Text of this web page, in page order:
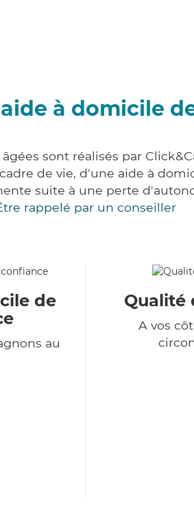
à domicile
sont réalisés par
de vie, d'une aide à
suite à une perte
rappelé par un conseiller
de
au
Qualité
A vos